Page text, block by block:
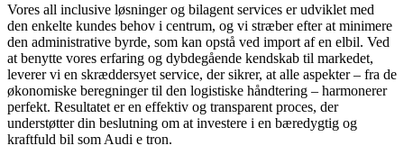
Vores all inclusive løsninger og bilagent services er udviklet med
den enkelte kundes behov i centrum, og vi stræber efter at minimere
den administrative byrde, som kan opstå ved import af en elbil. Ved
at benytte vores erfaring og dybdegående kendskab til markedet,
leverer vi en skræddersyet service, der sikrer, at alle aspekter – fra de
økonomiske beregninger til den logistiske håndtering – harmonerer
perfekt. Resultatet er en effektiv og transparent proces, der
understøtter din beslutning om at investere i en bæredygtig og
kraftfuld bil som Audi e tron.